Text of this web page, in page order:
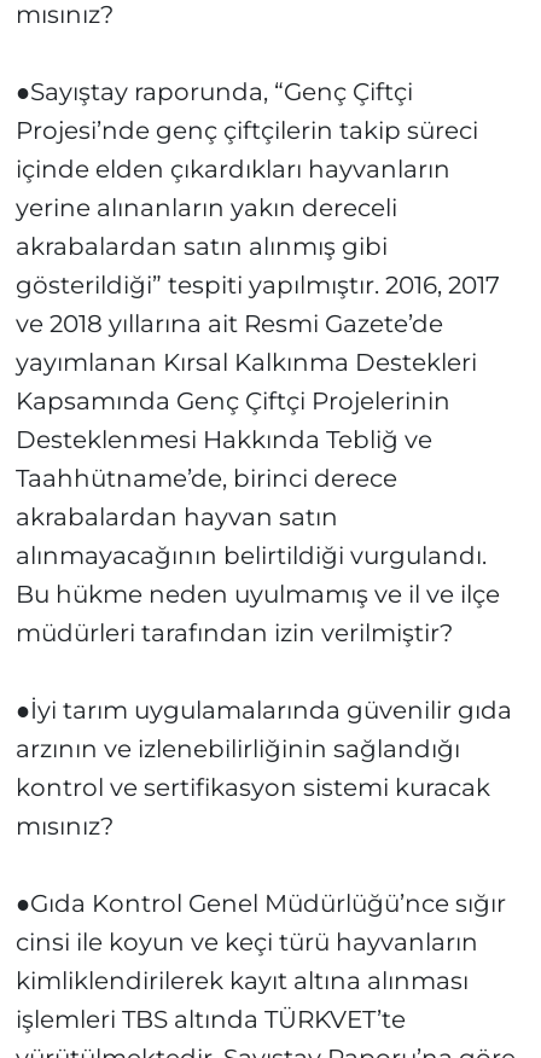
mısınız?
●Sayıştay raporunda, “Genç Çiftçi
Projesi’nde genç çiftçilerin takip süreci
içinde elden çıkardıkları hayvanların
yerine alınanların yakın dereceli
akrabalardan satın alınmış gibi
gösterildiği” tespiti yapılmıştır. 2016, 2017
ve 2018 yıllarına ait Resmi Gazete’de
yayımlanan Kırsal Kalkınma Destekleri
Kapsamında Genç Çiftçi Projelerinin
Desteklenmesi Hakkında Tebliğ ve
Taahhütname’de, birinci derece
akrabalardan hayvan satın
alınmayacağının belirtildiği vurgulandı.
Bu hükme neden uyulmamış ve il ve ilçe
müdürleri tarafından izin verilmiştir?
●İyi tarım uygulamalarında güvenilir gıda
arzının ve izlenebilirliğinin sağlandığı
kontrol ve sertifikasyon sistemi kuracak
mısınız?
●Gıda Kontrol Genel Müdürlüğü’nce sığır
cinsi ile koyun ve keçi türü hayvanların
kimliklendirilerek kayıt altına alınması
işlemleri TBS altında TÜRKVET’te